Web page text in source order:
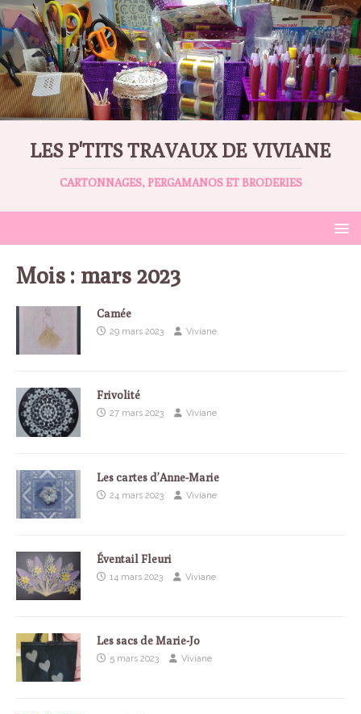
LES P'TITS TRAVAUX DE VIVIANE
CARTONNAGES, PERGAMANOS ET BRODERIES
Mois : mars 2023
Camée
29 mars 2023 Viviane
Frivolité
27 mars 2023 Viviane
Les cartes d’Anne-Marie
24 mars 2023 Viviane
Éventail Fleuri
14 mars 2023 Viviane
Les sacs de Marie-Jo
5 mars 2023 Viviane